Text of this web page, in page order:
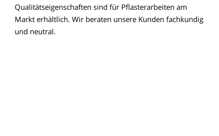
Qualitätseigenschaften sind für Pflasterarbeiten am
Markt erhältlich. Wir beraten unsere Kunden fachkundig
und neutral.